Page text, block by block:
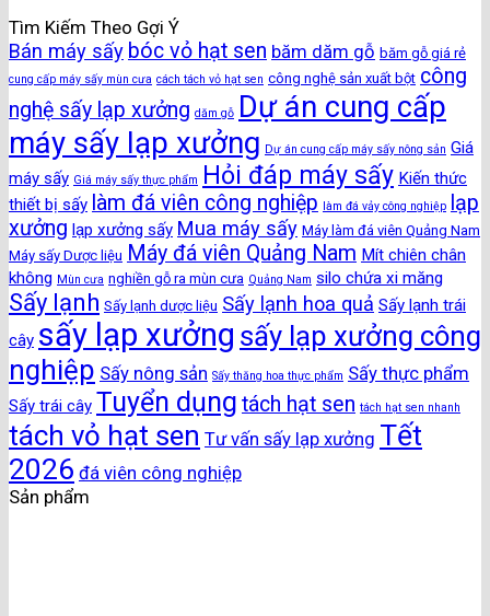
Tìm Kiếm Theo Gợi Ý
Bán máy sấy bóc vỏ hạt sen băm dăm gỗ băm gỗ giá rẻ
cung cấp máy sấy mùn cưa cách tách vỏ hạt sen công nghệ sản xuất bột công
nghệ sấy lạp xưởng dăm gỗ Dự án cung cấp
máy sấy lạp xưởng Dự án cung cấp máy sấy nông sản Giá
máy sấy Giá máy sấy thực phẩm Hỏi đáp máy sấy Kiến thức
thiết bị sấy làm đá viên công nghiệp làm đá vảy công nghiệp
lạp
xưởng lạp xưởng sấy Mua máy sấy Máy làm đá viên Quảng Nam
Máy sấy Dược liệu Máy đá viên Quảng Nam Mít chiên chân
không Mùn cưa nghiền gỗ ra mùn cưa Quảng Nam silo chứa xi măng
Sấy lạnh Sấy lạnh dược liệu Sấy lạnh hoa quả Sấy lạnh trái
cây sấy lạp xưởng sấy lạp xưởng công
nghiệp Sấy nông sản Sấy thăng hoa thực phẩm Sấy thực phẩm
Sấy trái cây Tuyển dụng tách hạt sen tách hạt sen nhanh
tách vỏ hạt sen Tư vấn sấy lạp xưởng Tết
2026 đá viên công nghiệp
Sản phẩm